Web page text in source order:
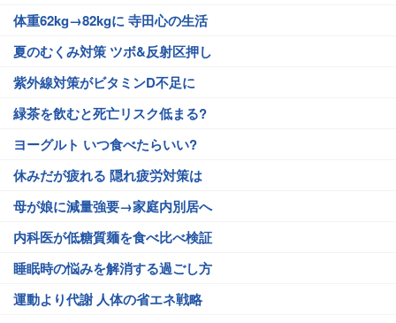
体重62kg→82kgに 寺田心の生活
夏のむくみ対策 ツボ&反射区押し
紫外線対策がビタミンD不足に
緑茶を飲むと死亡リスク低まる?
ヨーグルト いつ食べたらいい?
休みだが疲れる 隠れ疲労対策は
母が娘に減量強要→家庭内別居へ
内科医が低糖質麺を食べ比べ検証
睡眠時の悩みを解消する過ごし方
運動より代謝 人体の省エネ戦略